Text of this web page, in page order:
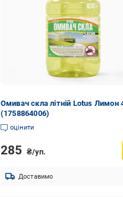
Омивач скла літній Lotus Лимон
(1758864006)
оцінити
285 ₴/уп.
Доставимо